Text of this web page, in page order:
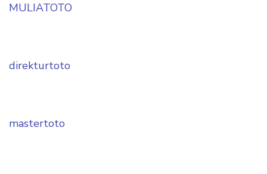
MULIATOTO
direkturtoto
mastertoto